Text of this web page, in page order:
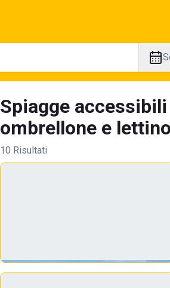
Spiagge
ombrellone e lettino
10 Risultati